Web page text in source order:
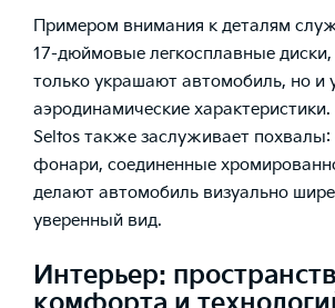
Примером внимания к деталям
17-дюймовые легкосплавные
только украшают автомобиль, но и
аэродинамические
Seltos также заслуживает
фонари, соединенные
делают автомобиль визуально
уверенный вид.
Интерьер: